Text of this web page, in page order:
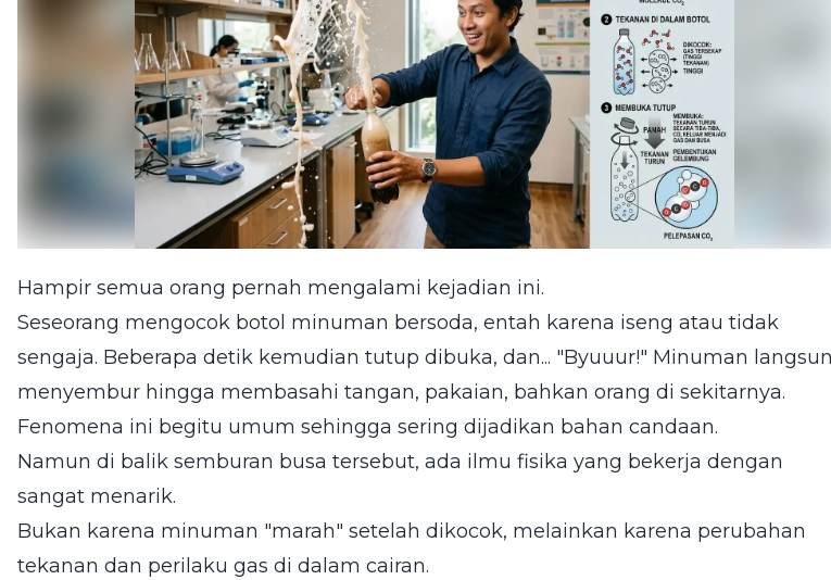
Hampir semua orang pernah mengalami kejadian ini.
Seseorang mengocok botol minuman bersoda, entah karena iseng atau tidak
sengaja. Beberapa detik kemudian tutup dibuka, dan... "Byuuur!" Minuman
menyembur hingga membasahi tangan, pakaian, bahkan orang di sekitarnya.
Fenomena ini begitu umum sehingga sering dijadikan bahan candaan.
Namun di balik semburan busa tersebut, ada ilmu fisika yang bekerja dengan
sangat menarik.
Bukan karena minuman "marah" setelah dikocok, melainkan karena perubahan
tekanan dan perilaku gas di dalam cairan.